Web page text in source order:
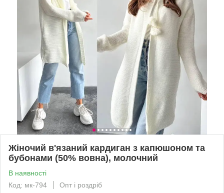
Жіночий в'язаний кардиган з капюшоном та
бубонами (50% вовна), молочний
В наявності
Код: мк-794
Опт і роздріб